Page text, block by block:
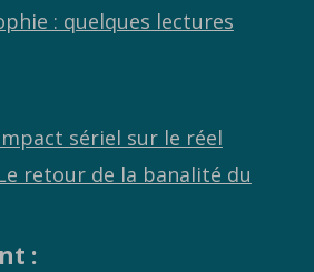
: quelques lectures
sériel sur le réel
retour de la banalité du
: